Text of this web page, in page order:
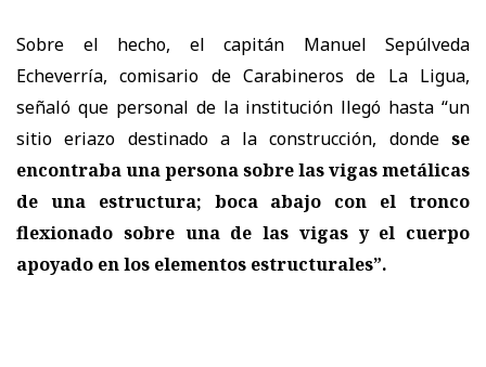
Sobre el hecho, el capitán Manuel Sepúlveda
Echeverría, comisario de Carabineros de La Ligua,
señaló que personal de la institución llegó hasta “un
sitio eriazo destinado a la construcción, donde se
encontraba una persona sobre las vigas metálicas
de una estructura; boca abajo con el tronco
flexionado sobre una de las vigas y el cuerpo
apoyado en los elementos estructurales”.